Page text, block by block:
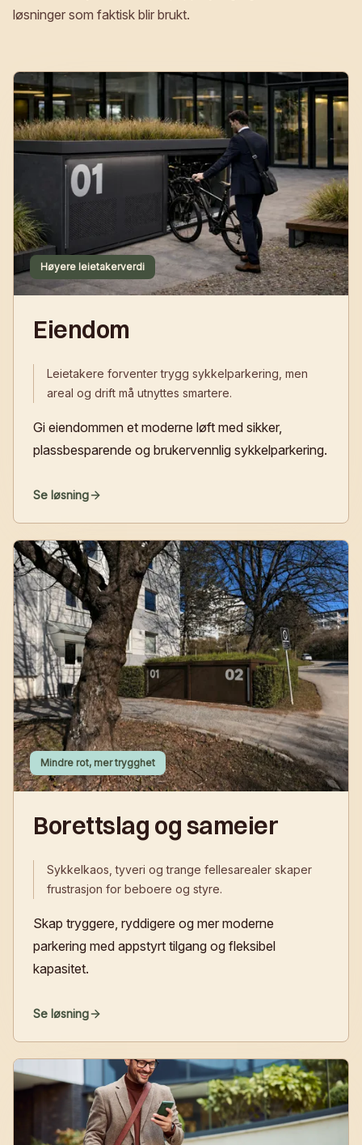
løsninger som faktisk blir brukt.
Høyere leietakerverdi
Eiendom
Leietakere forventer trygg sykkelparkering, men
areal og drift må utnyttes smartere.
Gi eiendommen et moderne løft med sikker,
plassbesparende og bruker­vennlig sykkelparkering.
Se løsning
Mindre rot, mer trygghet
Borettslag og sameier
Sykkelkaos, tyveri og trange fellesarealer skaper
frustrasjon for beboere og styre.
Skap tryggere, ryddigere og mer moderne
parkering med appstyrt tilgang og fleksibel
kapasitet.
Se løsning